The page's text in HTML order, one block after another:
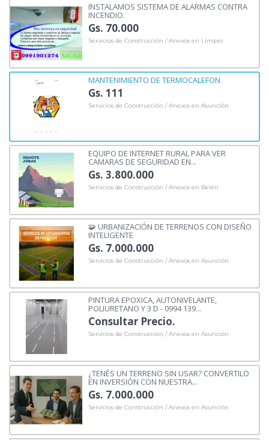
INSTALAMOS SISTEMA DE ALARMAS CONTRA
INCENDIO.
Gs. 70.000
Servicios de Construcción / Anexos en Limpio
MANTENIMIENTO DE TERMOCALEFON
Gs. 111
Servicios de Construcción / Anexos en Asunción
EQUIPO DE INTERNET RURAL PARA VER
CAMARAS DE SEGURIDAD EN...
Gs. 3.800.000
Servicios de Construcción / Anexos en Belén
🧩 URBANIZACIÓN DE TERRENOS CON DISEÑO
INTELIGENTE
Gs. 7.000.000
Servicios de Construcción / Anexos en Asunción
PINTURA EPOXICA, AUTONIVELANTE,
POLIURETANO Y 3 D - 0994 139...
Consultar Precio.
Servicios de Construcción / Anexos en Asunción
¿TENÉS UN TERRENO SIN USAR? CONVERTILO
EN INVERSIÓN CON NUESTRA...
Gs. 7.000.000
Servicios de Construcción / Anexos en Asunción